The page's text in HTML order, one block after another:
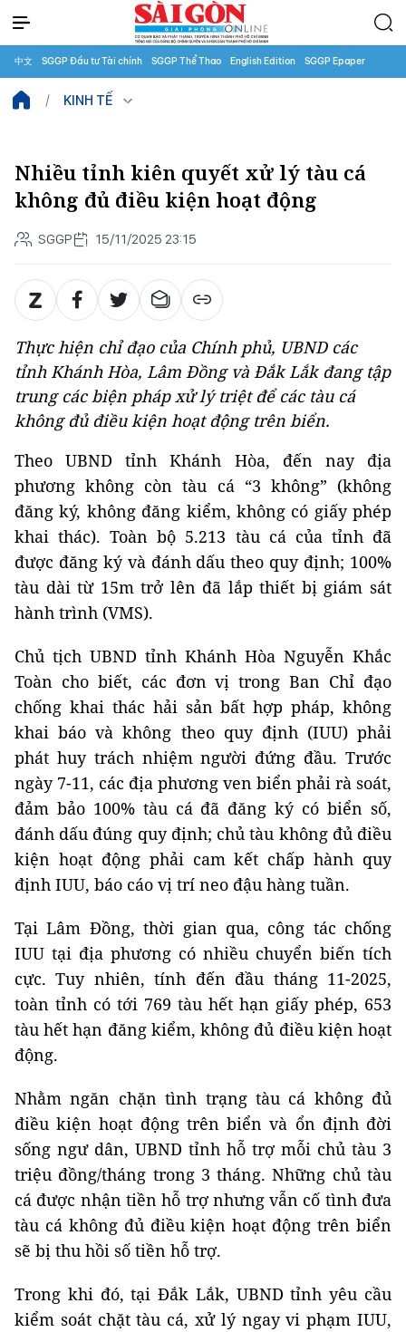
中文 SGGP Đầu tư Tài chính SGGP Thể Thao English Edition SGGP Epaper
KINH TẾ
Nhiều tỉnh kiên quyết xử lý tàu cá
không đủ điều kiện hoạt động
SGGP 15/11/2025 23:15
Thực hiện chỉ đạo của Chính phủ, UBND các
tỉnh Khánh Hòa, Lâm Đồng và Đắk Lắk đang tập
trung các biện pháp xử lý triệt để các tàu cá
không đủ điều kiện hoạt động trên biển.
Theo UBND tỉnh Khánh Hòa, đến nay địa
phương không còn tàu cá “3 không” (không
đăng ký, không đăng kiểm, không có giấy phép
khai thác). Toàn bộ 5.213 tàu cá của tỉnh đã
được đăng ký và đánh dấu theo quy định; 100%
tàu dài từ 15m trở lên đã lắp thiết bị giám sát
hành trình (VMS).
Chủ tịch UBND tỉnh Khánh Hòa Nguyễn Khắc
Toàn cho biết, các đơn vị trong Ban Chỉ đạo
chống khai thác hải sản bất hợp pháp, không
khai báo và không theo quy định (IUU) phải
phát huy trách nhiệm người đứng đầu. Trước
ngày 7-11, các địa phương ven biển phải rà soát,
đảm bảo 100% tàu cá đã đăng ký có biển số,
đánh dấu đúng quy định; chủ tàu không đủ điều
kiện hoạt động phải cam kết chấp hành quy
định IUU, báo cáo vị trí neo đậu hàng tuần.
Tại Lâm Đồng, thời gian qua, công tác chống
IUU tại địa phương có nhiều chuyển biến tích
cực. Tuy nhiên, tính đến đầu tháng 11-2025,
toàn tỉnh có tới 769 tàu hết hạn giấy phép, 653
tàu hết hạn đăng kiểm, không đủ điều kiện hoạt
động.
Nhằm ngăn chặn tình trạng tàu cá không đủ
điều kiện hoạt động trên biển và ổn định đời
sống ngư dân, UBND tỉnh hỗ trợ mỗi chủ tàu 3
triệu đồng/tháng trong 3 tháng. Những chủ tàu
cá được nhận tiền hỗ trợ nhưng vẫn cố tình đưa
tàu cá không đủ điều kiện hoạt động trên biển
sẽ bị thu hồi số tiền hỗ trợ.
Trong khi đó, tại Đắk Lắk, UBND tỉnh yêu cầu
kiểm soát chặt tàu cá, xử lý ngay vi phạm IUU,